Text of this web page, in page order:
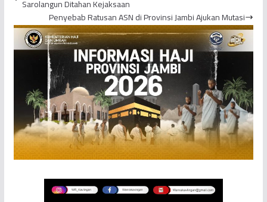
Sarolangun Ditahan Kejaksaan
Penyebab Ratusan ASN di Provinsi Jambi Ajukan Mutasi